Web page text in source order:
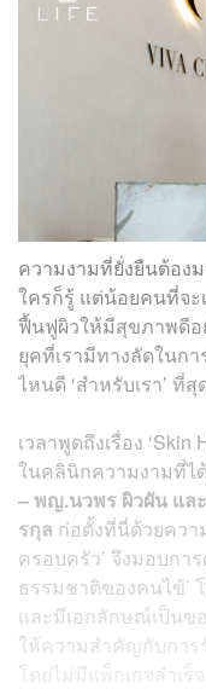
ความงามที่ยั่งยืนต้องม
ใครก็รู้ แต่น้อยคนที่จะ
ฟื้นฟูผิวให้มีสุขภาพดีอ
ยุคที่เรามีทางลัดในก
ไหนดี ‘สำหรับเรา’ ที่สุ
เวลาพูดถึงเรื่อง ‘Skin
ในคลินิกความงามที่ไ
– พญ.นวพร ผิวผัน แล
รกุล ก่อตั้งที่นี่ด้วยคว
ครอบครัว’ จึงมอบกา
ธรรมชาติของคนไข้’
และมีเอกลักษณ์เป็นข
ให้ความสำคัญกับการ
โดยไม่มีแพ็กเกจสำเ